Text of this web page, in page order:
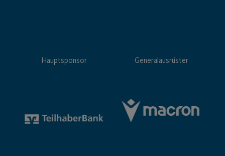
Hauptsponsor Generalausrüster